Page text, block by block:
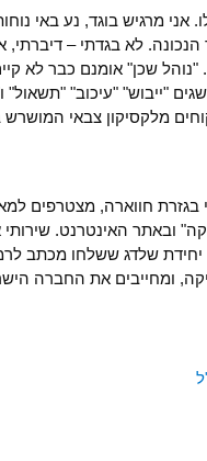
אני מרגיש בוגד, נע באי
הנכונה. לא בגדתי –
"נוהל שכן" אומנם כבר לא
"ייבוש" "עיכוב" "תשאול"
מלקסיקון צבאי
חווארה, מצטרפים
ובאתר האינטרנט. שירותי
יחידת שלדג ששלחו מכתב
ומחייבים את החברה